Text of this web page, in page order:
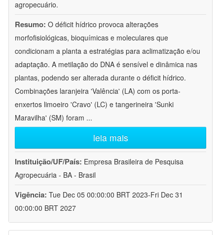
agropecuário.
Resumo: O déficit hídrico provoca alterações
morfofisiológicas, bioquímicas e moleculares que
condicionam a planta a estratégias para aclimatização e/ou
adaptação. A metilação do DNA é sensível e dinâmica nas
plantas, podendo ser alterada durante o déficit hídrico.
Combinações laranjeira 'Valência' (LA) com os porta-
enxertos limoeiro 'Cravo' (LC) e tangerineira 'Sunki
Maravilha' (SM) foram ...
leia mais
Instituição/UF/País: Empresa Brasileira de Pesquisa
Agropecuária - BA - Brasil
Vigência: Tue Dec 05 00:00:00 BRT 2023-Fri Dec 31
00:00:00 BRT 2027